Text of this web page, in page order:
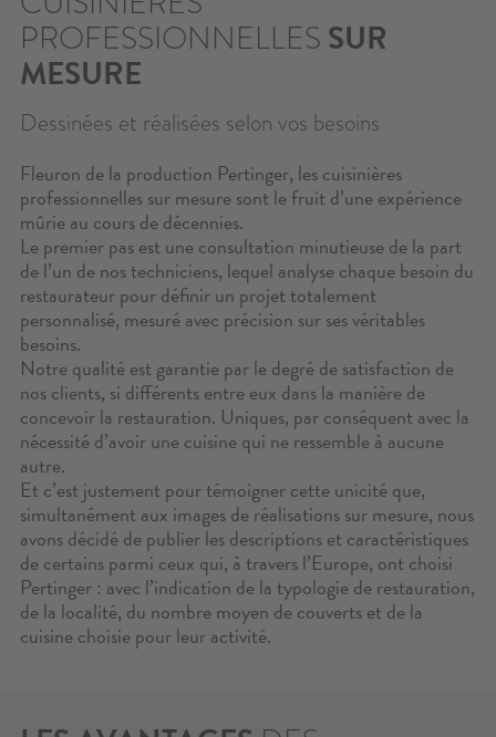
CONTACT
CONFIGURATEUR
ZONE RÉSERVÉE
RECHERCHE
PROFESSIONNELLESSUR
MESURE
Dessinées et réalisées selon vos besoins
Fleuron de la production Pertinger, les cuisinières
professionnelles sur mesure sont le fruit d’une expérience
mûrie au cours de décennies.
Le premier pas est une consultation minutieuse de la part
de l’un de nos techniciens, lequel analyse chaque besoin du
restaurateur pour définir un projet totalement
personnalisé, mesuré avec précision sur ses véritables
besoins.
Notre qualité est garantie par le degré de satisfaction de
nos clients, si différents entre eux dans la manière de
concevoir la restauration. Uniques, par conséquent avec la
nécessité d’avoir une cuisine qui ne ressemble à aucune
autre.
Et c’est justement pour témoigner cette unicité que,
simultanément aux images de réalisations sur mesure, nous
avons décidé de publier les descriptions et caractéristiques
de certains parmi ceux qui, à travers l’Europe, ont choisi
Pertinger : avec l’indication de la typologie de restauration,
de la localité, du nombre moyen de couverts et de la
cuisine choisie pour leur activité.